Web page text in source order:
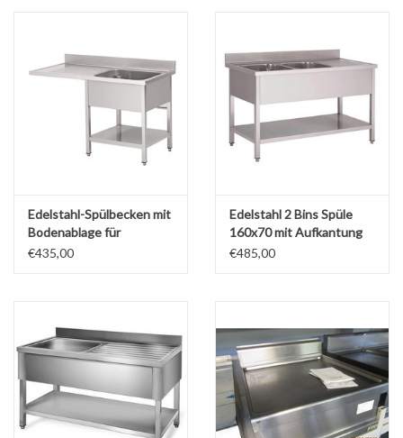
Edelstahl-Spülbecken mit
Bodenablage für
Spülmaschine 160x70 1
€435,00
Edelstahl 2 Bins Spüle
160x70 mit Aufkantung
und Bodenplatte (Neu !!)
€485,00